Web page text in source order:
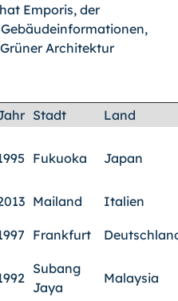
Emporis, der
Architektur
Stadt
Land
Fukuoka Japan
Mailand Italien
Frankfurt
Subang
Jaya
Malaysia